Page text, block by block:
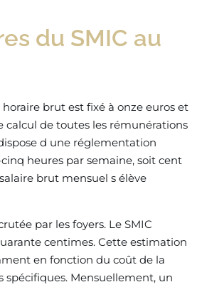
du SMIC au
brut est fixé à onze euros et
de toutes les rémunérations
d une réglementation
heures par semaine, soit cent
brut mensuel s élève
par les foyers. Le SMIC
centimes. Cette estimation
en fonction du coût de la
Mensuellement, un